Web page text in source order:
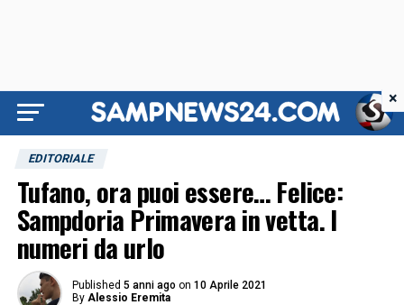
EDITORIALE
Tufano, ora puoi essere… Felice:
Sampdoria Primavera in vetta. I
numeri da urlo
Published 5 anni ago on 10 Aprile 2021
By Alessio Eremita
×